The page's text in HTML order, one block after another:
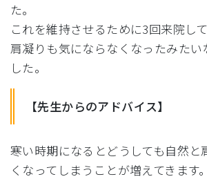
た。
これを維持させるために3回来院し
肩凝りも気にならなくなったみたい
した。
【先生からのアドバイス】
寒い時期になるとどうしても自然と
くなってしま うことが増えてきます。